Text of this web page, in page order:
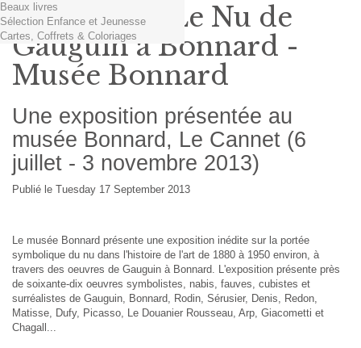
Beaux livres
Sélection Enfance et Jeunesse
Cartes, Coffrets & Coloriages
Exposition Le Nu de
Gauguin à Bonnard -
Musée Bonnard
Une exposition présentée au
musée Bonnard, Le Cannet (6
juillet - 3 novembre 2013)
Publié le Tuesday 17 September 2013
Le musée Bonnard présente une exposition inédite sur la portée
symbolique du nu dans l'histoire de l'art de 1880 à 1950 environ, à
travers des oeuvres de Gauguin à Bonnard. L'exposition présente près
de soixante-dix oeuvres symbolistes, nabis, fauves, cubistes et
surréalistes de Gauguin, Bonnard, Rodin, Sérusier, Denis, Redon,
Matisse, Dufy, Picasso, Le Douanier Rousseau, Arp, Giacometti et
Chagall...